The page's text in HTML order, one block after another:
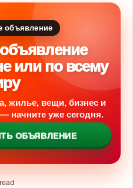
объявление
или по всему
жилье, вещи, бизнес и
начните уже сегодня.
ОБЪЯВЛЕНИЕ